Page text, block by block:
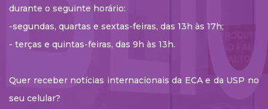
durante o seguinte horário:
-segundas, quartas e sextas-feiras, das 13h às 17h;
- terças e quintas-feiras, das 9h às 13h.
Quer receber notícias internacionais da ECA e da USP no
seu celular?